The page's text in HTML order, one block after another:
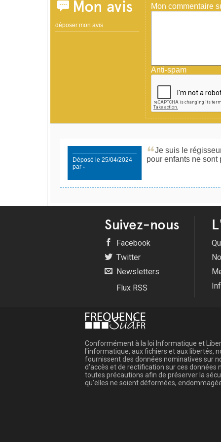
Mon avis
déposer mon avis
Mon commentaire
Anti-spam
Déposé le 25/04/2024
par -
Je suis le
pour enfants ne sont
Suivez-nous
Facebook
Twitter
Newsletters
Flux RSS
Conformément à la loi Informatique et
l'informatique, aux fichiers et aux libertés,
fournissent des données nominatives sur
d'accès et de rectification sur ces données
toutes précautions afin de préserver la
qu'elles ne soient déformées,